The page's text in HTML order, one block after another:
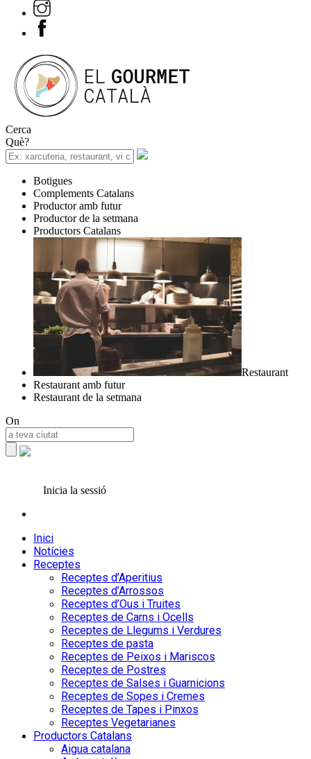
Cerca
Què?
Botigues
Complements Catalans
Productor amb futur
Productor de la setmana
Productors Catalans
Restaurant
Restaurant amb futur
Restaurant de la setmana
On
Inicia la sessió
Inici
Notícies
Receptes
Receptes d’Aperitius
Receptes d’Arrossos
Receptes d’Ous i Truites
Receptes de Carns i Ocells
Receptes de Llegums i Verdures
Receptes de pasta
Receptes de Peixos i Mariscos
Receptes de Postres
Receptes de Salses i Guarnicions
Receptes de Sopes i Cremes
Receptes de Tapes i Pinxos
Receptes Vegetarianes
Productors Catalans
Aigua catalana